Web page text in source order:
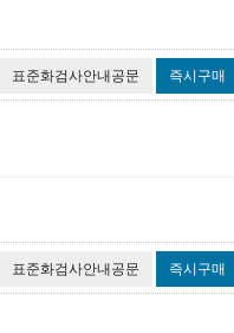
표준화검사안내공문 즉시구매
표준화검사안내공문 즉시구매